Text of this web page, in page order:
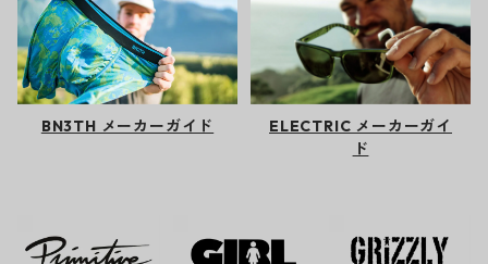
BN3TH メーカーガイド
ELECTRIC メーカーガイ
ド